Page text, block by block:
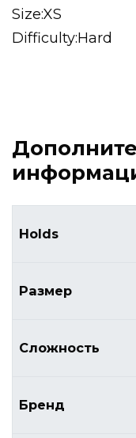
Size:XS
Difficulty:Hard
Holds
Размер
Сложность
Бренд